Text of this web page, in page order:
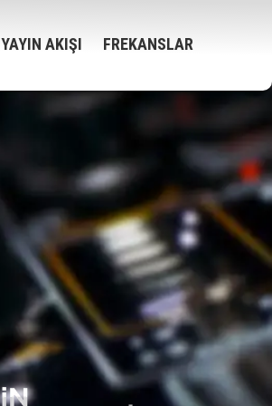
YAYIN AKIŞI FREKANSLAR